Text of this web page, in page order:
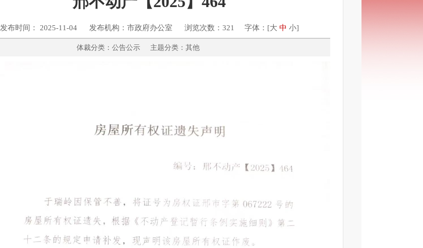
发布时间： 2025-11-04 发布机构：市政府办公室 浏览次数：321 字体：[大 中 小]
体裁分类：公告公示 主题分类：其他